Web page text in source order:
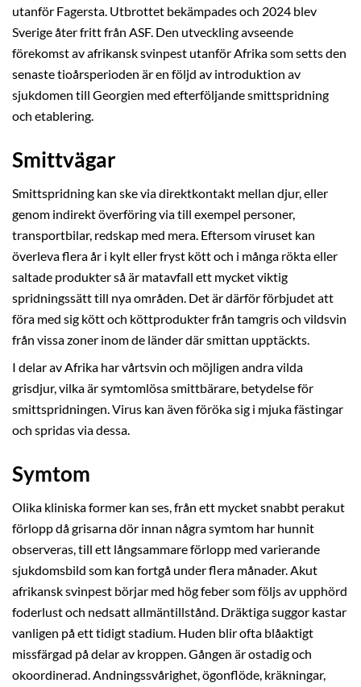
utanför Fagersta. Utbrottet bekämpades och 2024 blev
Sverige åter fritt från ASF. Den utveckling avseende
förekomst av afrikansk svinpest utanför Afrika som setts den
senaste tioårsperioden är en följd av introduktion av
sjukdomen till Georgien med efterföljande smittspridning
och etablering.
Smittvägar
Smittspridning kan ske via direktkontakt mellan djur, eller
genom indirekt överföring via till exempel personer,
transportbilar, redskap med mera. Eftersom viruset kan
överleva flera år i kylt eller fryst kött och i många rökta eller
saltade produkter så är matavfall ett mycket viktig
spridningssätt till nya områden. Det är därför förbjudet att
föra med sig kött och köttprodukter från tamgris och vildsvin
från vissa zoner inom de länder där smittan upptäckts.
I delar av Afrika har vårtsvin och möjligen andra vilda
grisdjur, vilka är symtomlösa smittbärare, betydelse för
smittspridningen. Virus kan även föröka sig i mjuka fästingar
och spridas via dessa.
Symtom
Olika kliniska former kan ses, från ett mycket snabbt perakut
förlopp då grisarna dör innan några symtom har hunnit
observeras, till ett långsammare förlopp med varierande
sjukdomsbild som kan fortgå under flera månader. Akut
afrikansk svinpest börjar med hög feber som följs av upphörd
foderlust och nedsatt allmäntillstånd. Dräktiga suggor kastar
vanligen på ett tidigt stadium. Huden blir ofta blåaktigt
missfärgad på delar av kroppen. Gången är ostadig och
okoordinerad. Andningssvårighet, ögonflöde, kräkningar,